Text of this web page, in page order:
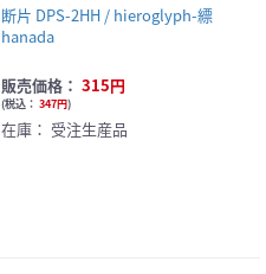
断片 DPS-2HH / hieroglyph-縹
hanada
販売価格： 315円
(税込： 347円)
在庫： 受注生産品